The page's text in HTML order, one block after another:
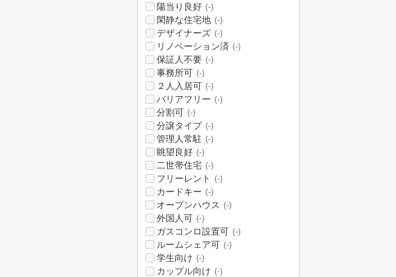
陽当り良好 (-)
閑静な住宅地 (-)
デザイナーズ (-)
リノベーション済 (-)
保証人不要 (-)
事務所可 (-)
２人入居可 (-)
バリアフリー (-)
分割可 (-)
分譲タイプ (-)
管理人常駐 (-)
眺望良好 (-)
二世帯住宅 (-)
フリーレント (-)
カードキー (-)
オープンハウス (-)
外国人可 (-)
ガスコンロ設置可 (-)
ルームシェア可 (-)
学生向け (-)
カップル向け (-)